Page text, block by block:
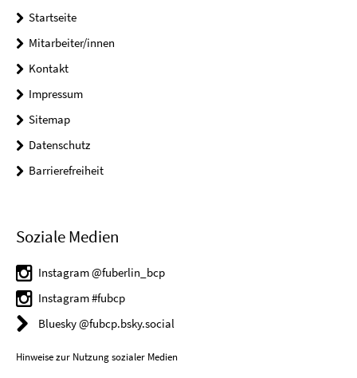
Startseite
Mitarbeiter/innen
Kontakt
Impressum
Sitemap
Datenschutz
Barrierefreiheit
Soziale Medien
Instagram @fuberlin_bcp
Instagram #fubcp
Bluesky @fubcp.bsky.social
Hinweise zur Nutzung sozialer Medien